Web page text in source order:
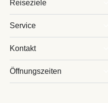
Reiseziele
Service
Kontakt
Öffnungszeiten